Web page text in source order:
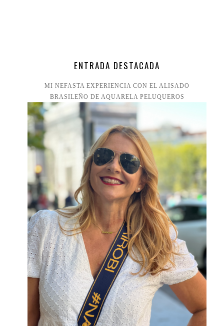
ENTRADA DESTACADA
MI NEFASTA EXPERIENCIA CON EL ALISADO
BRASILEÑO DE AQUARELA PELUQUEROS